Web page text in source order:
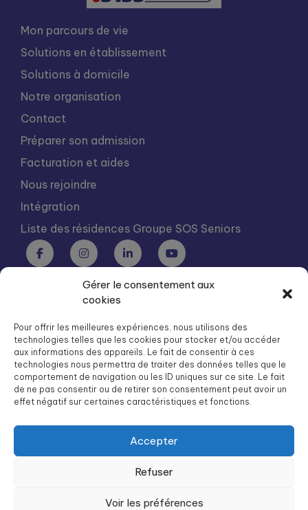
Gérer le consentement aux
cookies
Pour offrir les meilleures expériences, nous utilisons des
technologies telles que les cookies pour stocker et/ou accéder
aux informations des appareils. Le fait de consentir à ces
technologies nous permettra de traiter des données telles que le
comportement de navigation ou les ID uniques sur ce site. Le fait
de ne pas consentir ou de retirer son consentement peut avoir un
effet négatif sur certaines caractéristiques et fonctions.
Accepter
Refuser
Voir les préférences
Mon parcours de vie
Solutions en établissement
Solutions à domicile
Notre organisation
Contact
Préparer son admission
Facturation et aides
Nous rejoindre
Intégration
Liste des résidences Groupe SOS Seniors
Groupe SOS Seniors est une association du Groupe SOS
dg.seniors@groupe-sos.org
ARPAVIE est une association du Groupe SOS